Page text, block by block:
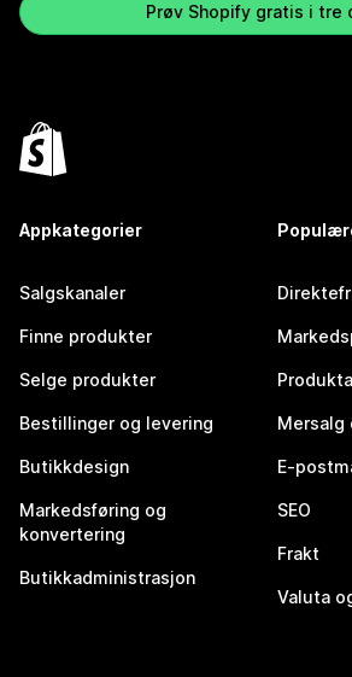
Prøv Shopify gratis i tre
Appkategorier
Salgskanaler
Finne produkter
Selge produkter
Bestillinger og levering
Butikkdesign
Markedsføring og
konvertering
Butikkadministrasjon
Mersalg
E-
SEO
Frakt
Valuta